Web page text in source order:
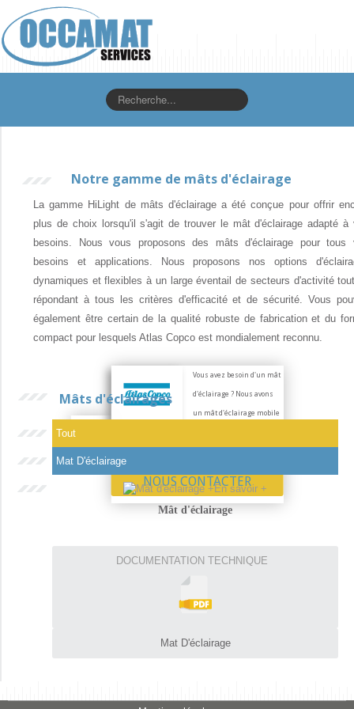
Vous avez besoin d'un mât
d'éclairage ? Nous avons
un mât d'éclairage mobile
NOUS CONTACTER
Rechercher
Notre gamme de mâts d'éclairage
La gamme HiLight de mâts d'éclairage a été conçue pour offrir
plus de choix lorsqu'il s'agit de trouver le mât d'éclairage adapté à
besoins. Nous vous proposons des mâts d'éclairage pour tous
besoins et applications. Nous proposons nos options
dynamiques et flexibles à un large éventail de secteurs d'activité
répondant à tous les critères d'efficacité et de sécurité. Vous
également être certain de la qualité robuste de fabrication et du
compact pour lesquels Atlas Copco est mondialement reconnu.
Mâts d'éclairages
Tout
Mat D'éclairage
+En savoir +
Mât d'éclairage
DOCUMENTATION TECHNIQUE
Mat D'éclairage